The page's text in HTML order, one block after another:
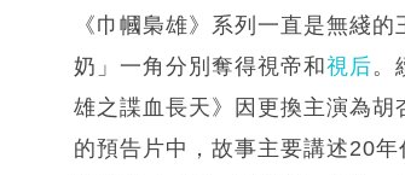
《巾幗梟雄》系列一直是無綫
奶」一角分別奪得視帝和視后。
雄之諜血長天》因更換主演為胡
的預告片中，故事主要講述20